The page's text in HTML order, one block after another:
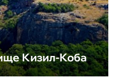
Кизил-Коба